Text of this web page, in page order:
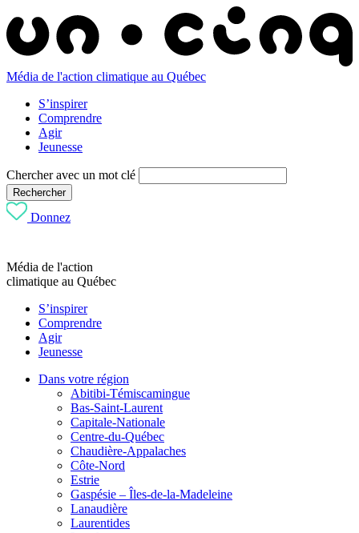
Média de l'action climatique au Québec
S’inspirer
Comprendre
Agir
Jeunesse
Chercher avec un mot clé
Rechercher
Donnez
Média de l'action
climatique au Québec
S’inspirer
Comprendre
Agir
Jeunesse
Dans votre région
Abitibi-Témiscamingue
Bas-Saint-Laurent
Capitale-Nationale
Centre-du-Québec
Chaudière-Appalaches
Côte-Nord
Estrie
Gaspésie – Îles-de-la-Madeleine
Lanaudière
Laurentides